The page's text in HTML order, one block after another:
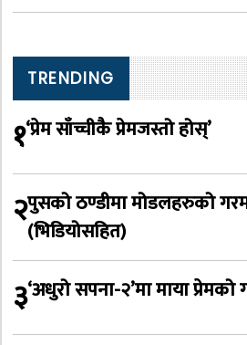
TRENDING
१‘प्रेम साँच्चीकै प्रेमजस्तो होस्’
२पुसको ठण्डीमा मोडलहरुको गरम
(भिडियोसहित)
३‘अधुरो सपना-२’मा माया प्रेमको